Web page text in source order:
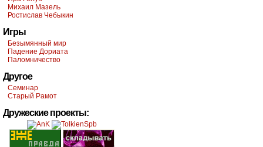
Михаил Мазель
Ростислав Чебыкин
Игры
Безымянный мир
Падение Дориата
Паломничество
Другое
Семинар
Старый Рамот
Дружеские проекты: